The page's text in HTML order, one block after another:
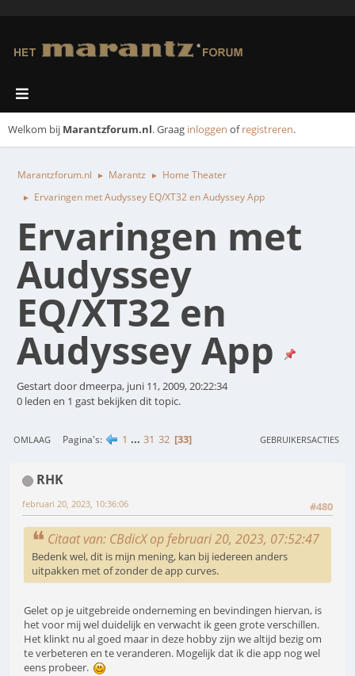
Welkom bij Marantzforum.nl. Graag inloggen ofregistreren.
Marantzforum.nl ► Marantz ► Home Theater
► Ervaringen met Audyssey EQ/XT32 en Audyssey App
Ervaringen met
Audyssey
EQ/XT32 en
Audyssey App
Gestart door dmeerpa, juni 11, 2009, 20:22:34
0 leden en 1 gast bekijken dit topic.
OMLAAG Pagina's 1 ... 31 32 33 GEBRUIKERSACTIES
RHK
#480
februari 20, 2023, 10:36:06
Citaat van: CBdicX op februari 20, 2023, 07:52:47
Bedenk wel, dit is mijn mening, kan bij iedereen anders
uitpakken met of zonder de app curves.
Gelet op je uitgebreide onderneming en bevindingen hiervan, is
het voor mij wel duidelijk en verwacht ik geen grote verschillen.
Het klinkt nu al goed maar in deze hobby zijn we altijd bezig om
te verbeteren en te veranderen. Mogelijk dat ik die app nog wel
eens probeer.